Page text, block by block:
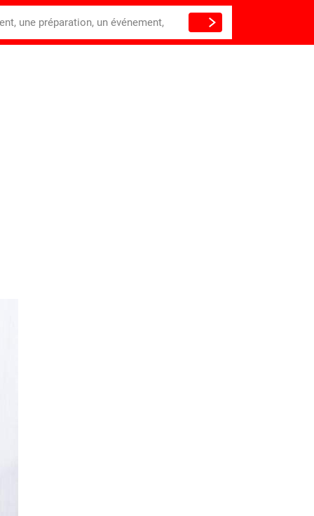
une préparation, un événement,